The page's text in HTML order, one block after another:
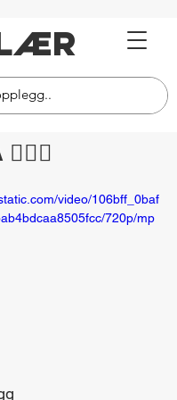
video/106bff_0baf
720p/mp